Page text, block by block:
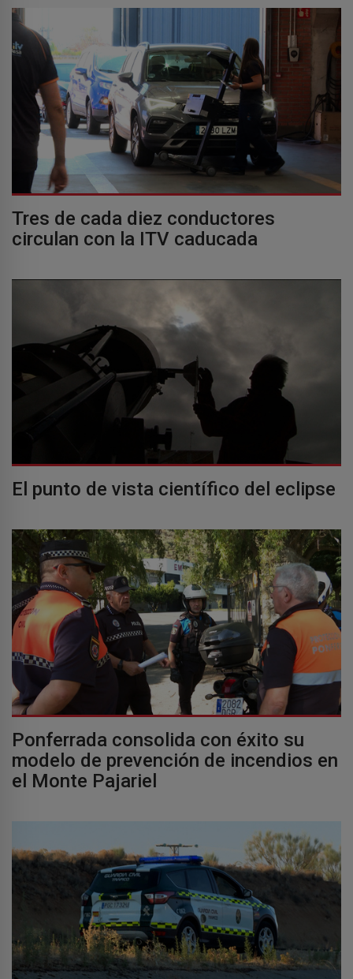
Tres de cada diez conductores
circulan con la ITV caducada
El punto de vista científico del eclipse
Ponferrada consolida con éxito su
modelo de prevención de incendios en
el Monte Pajariel